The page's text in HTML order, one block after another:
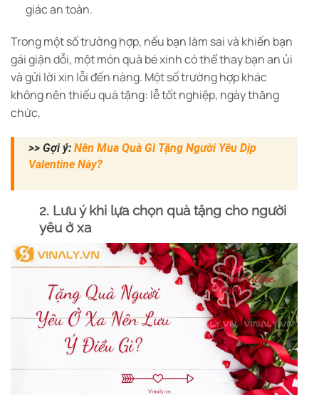
giác an toàn.
Trong một số trường hợp, nếu bạn làm sai và khiến bạn
gái giận dỗi, một món quà bé xinh có thể thay bạn an ủi
và gửi lời xin lỗi đến nàng. Một số trường hợp khác
không nên thiếu quà tặng: lễ tốt nghiệp, ngày thăng
chức,
>> Gợi ý: Nên Mua Quà Gì Tặng Người Yêu Dịp
Valentine Này?
2. Lưu ý khi lựa chọn quà tặng cho người
yêu ở xa